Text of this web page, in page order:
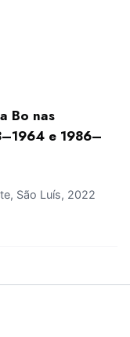
Bo nas
e 1986–
São Luís, 2022